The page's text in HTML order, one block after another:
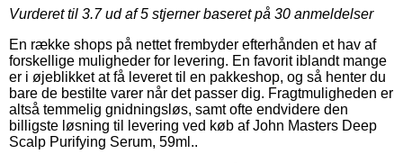
Vurderet til 3.7ud af 5 stjerner baseret på 30 anmeldelser
En række shops på nettet frembyder efterhånden et hav af
forskellige muligheder for levering. En favorit iblandt mange
er i øjeblikket at få leveret til en pakkeshop, og så henter du
bare de bestilte varer når det passer dig. Fragtmuligheden er
altså temmelig gnidningsløs, samt ofte endvidere den
billigste løsning til levering ved køb af John Masters Deep
Scalp Purifying Serum, 59ml..